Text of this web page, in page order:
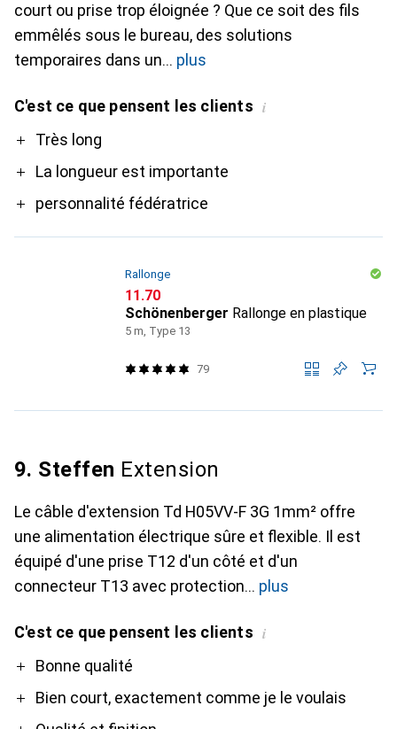
court ou prise trop éloignée ? Que ce soit des fils
emmêlés sous le bureau, des solutions
temporaires dans un
plus
C'est ce que pensent les clients i
ProTrès long
La longueur est importante
personnalité fédératrice
Rallonge
CHF
11.70
Schönenberger Rallonge en plastique
5 m, Type 13
79
9. Steffen Extension
Le câble d'extension Td H05VV-F 3G 1mm² offre
une alimentation électrique sûre et flexible. Il est
équipé d'une prise T12 d'un côté et d'un
connecteur T13 avec protection
plus
C'est ce que pensent les clients i
ProBonne qualité
Bien court, exactement comme je le voulais